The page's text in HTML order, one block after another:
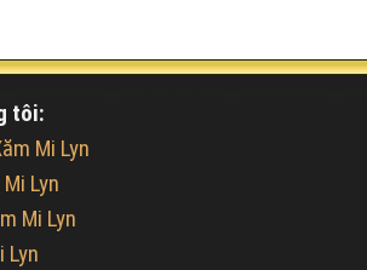
tôi:
Mi Lyn
Lyn
Mi Lyn
Lyn